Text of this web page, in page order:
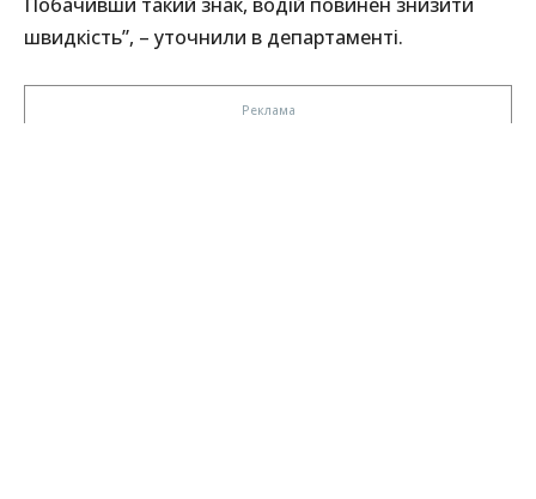
Побачивши такий знак, водій повинен знизити
швидкість”, – уточнили в департаменті.